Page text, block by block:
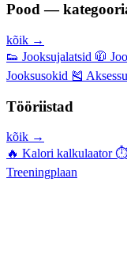
Pood —
kõik →
👟 Jooksujalatsid 🧥
Jooksusokid 🎽
Tööriistad
kõik →
🔥 Kalori kalkulaator ⏱️
Treeningplaan